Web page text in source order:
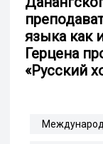
языка как
Герцена
«Русский